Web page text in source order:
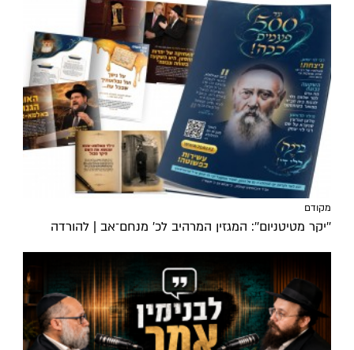
מקודם
''יקר מטיטניום'': המגזין המרהיב לכ’ מנחם־אב | להורדה